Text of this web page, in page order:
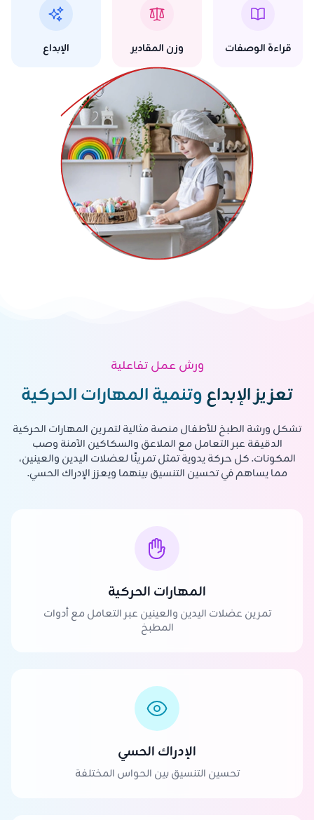
قراءة الوصفات وزن المقادير الإبداع
ورش عمل تفاعلية
تعزيز الإبداعوتنمية المهارات الحركية
تشكل ورشة الطبخ للأطفال منصة مثالية لتمرين المهارات الحركية
الدقيقة عبر التعامل مع الملاعق والسكاكين الآمنة وصب
المكونات. كل حركة يدوية تمثل تمرينًا لعضلات اليدين والعينين،
مما يساهم في تحسين التنسيق بينهما ويعزز الإدراك الحسي.
المهارات الحركية
تمرين عضلات اليدين والعينين عبر التعامل مع أدوات
المطبخ
الإدراك الحسي
تحسين التنسيق بين الحواس المختلفة